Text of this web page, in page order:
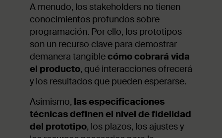
A menudo, los stakeholders no tienen
conocimientos profundos sobre
programación. Por ello, los prototipos
son un recurso clave para demostrar
demanera tangiblecómo cobrará vida
el producto, qué interacciones ofrecerá
y los resultados que pueden esperarse.
Asimismo, las especificaciones
técnicas definen el nivel de fidelidad
del prototipo, los plazos, los ajustes y